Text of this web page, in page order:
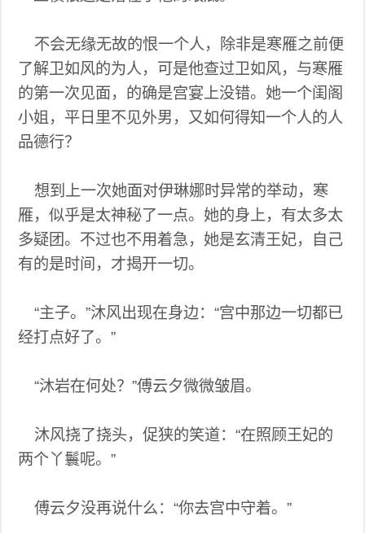
不会无缘无故的恨一个人，除非是寒雁之前便
了解卫如风的为人，可是他查过卫如风，与寒雁
的第一次见面，的确是宫宴上没错。她一个闺阁
小姐，平日里不见外男，又如何得知一个人的人
品德行？
想到上一次她面对伊琳娜时异常的举动，寒
雁，似乎是太神秘了一点。她的身上，有太多太
多疑团。不过也不用着急，她是玄清王妃，自己
有的是时间，才揭开一切。
“主子。”沐风出现在身边：“宫中那边一切都已
经打点好了。”
“沐岩在何处？”傅云夕微微皱眉。
沐风挠了挠头，促狭的笑道：“在照顾王妃的
两个丫鬟呢。”
傅云夕没再说什么：“你去宫中守着。”